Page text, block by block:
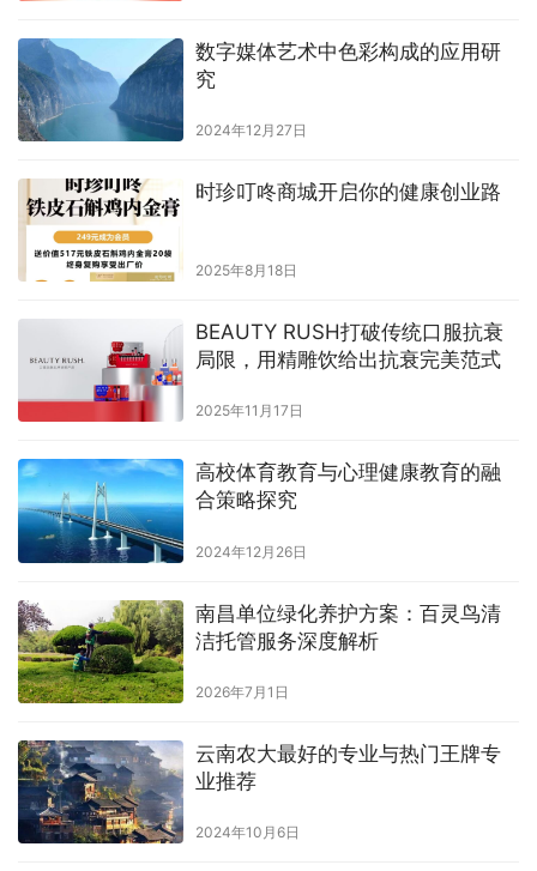
数字媒体艺术中色彩构成的应用研
究
2024年12月27日
时珍叮咚商城开启你的健康创业路
2025年8月18日
BEAUTY RUSH打破传统口服抗衰
局限，用精雕饮给出抗衰完美范式
2025年11月17日
高校体育教育与心理健康教育的融
合策略探究
2024年12月26日
南昌单位绿化养护方案：百灵鸟清
洁托管服务深度解析
2026年7月1日
云南农大最好的专业与热门王牌专
业推荐
2024年10月6日